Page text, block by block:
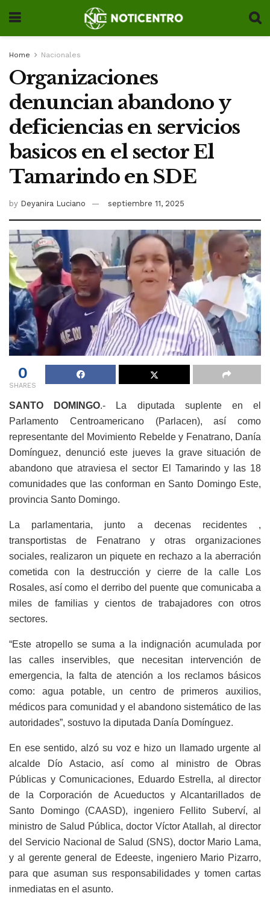
Home Nacionales
Organizaciones
denuncian abandono y
deficiencias en servicios
basicos en el sector El
Tamarindo en SDE
by Deyanira Luciano septiembre 11, 2025
0
SHARES
SANTO DOMINGO.- La diputada suplente en el
Parlamento Centroamericano (Parlacen), así como
representante del Movimiento Rebelde y Fenatrano, Danía
Domínguez, denunció este jueves la grave situación de
abandono que atraviesa el sector El Tamarindo y las 18
comunidades que las conforman en Santo Domingo Este,
provincia Santo Domingo.
La parlamentaria, junto a decenas recidentes ,
transportistas de Fenatrano y otras organizaciones
sociales, realizaron un piquete en rechazo a la aberración
cometida con la destrucción y cierre de la calle Los
Rosales, así como el derribo del puente que comunicaba a
miles de familias y cientos de trabajadores con otros
sectores.
“Este atropello se suma a la indignación acumulada por
las calles inservibles, que necesitan intervención de
emergencia, la falta de atención a los reclamos básicos
como: agua potable, un centro de primeros auxilios,
médicos para comunidad y el abandono sistemático de las
autoridades”, sostuvo la diputada Danía Domínguez.
En ese sentido, alzó su voz e hizo un llamado urgente al
alcalde Dío Astacio, así como al ministro de Obras
Públicas y Comunicaciones, Eduardo Estrella, al director
de la Corporación de Acueductos y Alcantarillados de
Santo Domingo (CAASD), ingeniero Fellito Suberví, al
ministro de Salud Pública, doctor Víctor Atallah, al director
del Servicio Nacional de Salud (SNS), doctor Mario Lama,
y al gerente general de Edeeste, ingeniero Mario Pizarro,
para que asuman sus responsabilidades y tomen cartas
inmediatas en el asunto.